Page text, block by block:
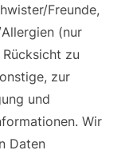
Freunde,
(nur
zu
zur
und
Wir
Daten